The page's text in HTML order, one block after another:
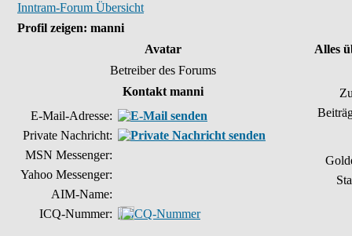
Inntram-Forum Übersicht
Profil zeigen: manni
Avatar
Alles
Betreiber des Forums
Kontakt manni
E-Mail-Adresse:
Private Nachricht:
MSN Messenger:
Yahoo Messenger:
AIM-Name:
ICQ-Nummer: